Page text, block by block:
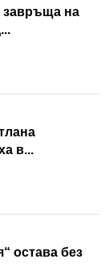
завръща на
в...
остава без